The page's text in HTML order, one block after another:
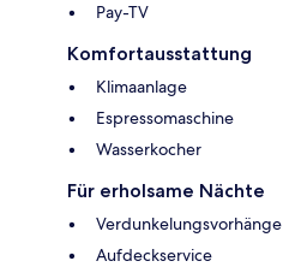
Pay-TV
Komfortausstattung
Klimaanlage
Espressomaschine
Wasserkocher
Für erholsame Nächte
Verdunkelungsvorhänge
Aufdeckservice